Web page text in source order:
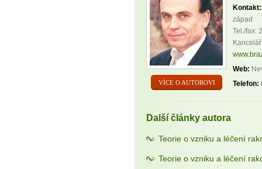
VÍCE O AUTOROVI
Kontakt:
západ
Tel./fax:
Web:
Telefon:
Další články autora
Teorie o vzniku a léčení
Teorie o vzniku a léčení